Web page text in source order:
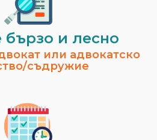
бързо и лесно
или адвокатско
съдружие